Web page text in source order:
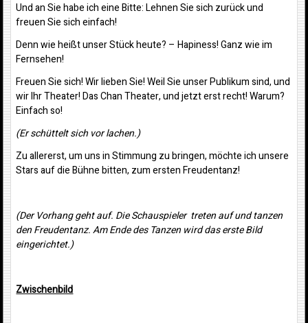
Und an Sie habe ich eine Bitte: Lehnen Sie sich zurück und
freuen Sie sich einfach!
Denn wie heißt unser Stück heute? – Hapiness! Ganz wie im
Fernsehen!
Freuen Sie sich! Wir lieben Sie! Weil Sie unser Publikum sind, und
wir Ihr Theater! Das Chan Theater, und jetzt erst recht! Warum?
Einfach so!
(Er schüttelt sich vor lachen.)
Zu allererst, um uns in Stimmung zu bringen, möchte ich unsere
Stars auf die Bühne bitten, zum ersten Freudentanz!
(Der Vorhang geht auf. Die Schauspieler treten auf und tanzen
den Freudentanz. Am Ende des Tanzen wird das erste Bild
eingerichtet.)
Zwischenbild